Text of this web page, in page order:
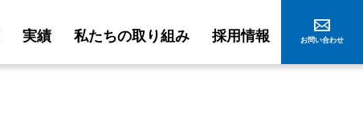
実績 私たちの取り組み 採用情報 お問い合わせ